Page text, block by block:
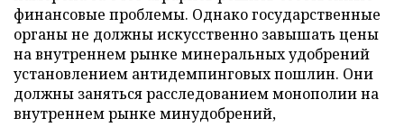
финансовые проблемы. Однако государственные
органы не должны искусственно завышать цены
на внутреннем рынке минеральных удобрений
установлением антидемпинговых пошлин. Они
должны заняться расследованием монополии на
внутреннем рынке минудобрений,